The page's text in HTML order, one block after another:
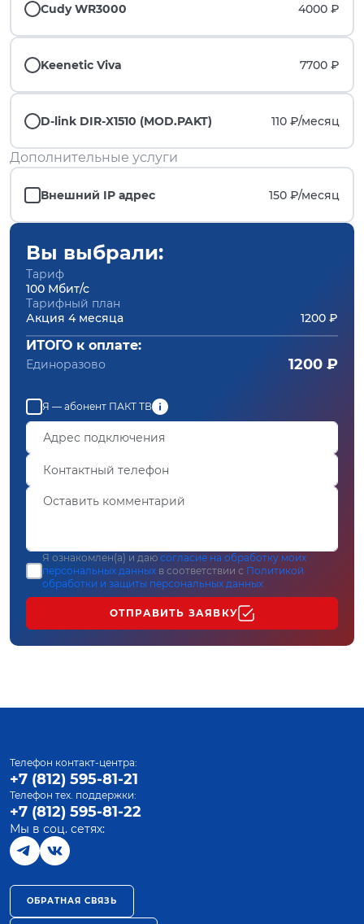
Cudy WR3000 4000 ₽
Keenetic Viva 7700 ₽
D-link DIR-X1510 (MOD.PAKT) 110 ₽/месяц
Дополнительные услуги
Внешний IP адрес 150 ₽/месяц
Вы выбрали:
Тариф
100 Мбит/с
Тарифный план
Акция 4 месяца
1200 ₽
ИТОГО к оплате:
Единоразово 1200 ₽
Я — абонент ПАКТ ТВ
Я ознакомлен(а) и даю согласие на обработку моих
персональных данных в соответствии с Политикой
обработки и защиты персональных данных
ОТПРАВИТЬ ЗАЯВКУ
Телефон контакт-центра:
+7 (812) 595-81-21
Телефон тех. поддержки:
+7 (812) 595-81-22
Мы в соц. сетях:
ОБРАТНАЯ СВЯЗЬ